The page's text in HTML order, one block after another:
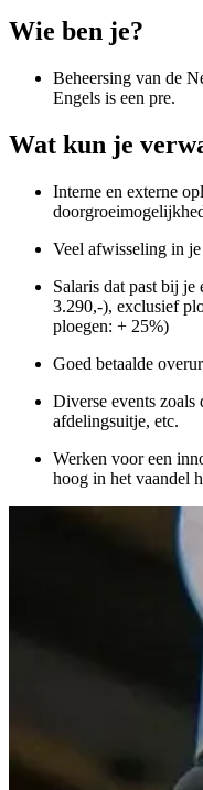
Wie ben je?
Beheersing van de
Engels is een pre.
Wat kun je
Interne en externe
Veel afwisseling in
Salaris dat past bij je
3.290,-), exclusief
ploegen: + 25%)
Goed betaalde
Diverse events zoals
afdelingsuitje, etc.
Werken voor een
hoog in het vaandel